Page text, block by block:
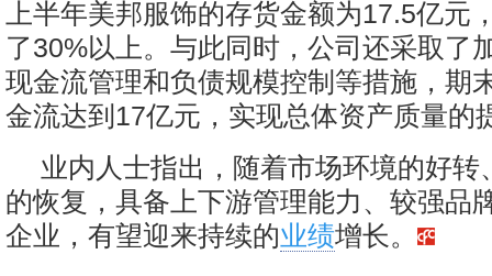
上半年美邦服饰的存货金额为17.5亿元
了30%以上。与此同时，公司还采取了
现金流管理和负债规模控制等措施，期
金流达到17亿元，实现总体资产质量的
业内人士指出，随着市场环境的好转
的恢复，具备上下游管理能力、较强品
企业，有望迎来持续的业绩增长。